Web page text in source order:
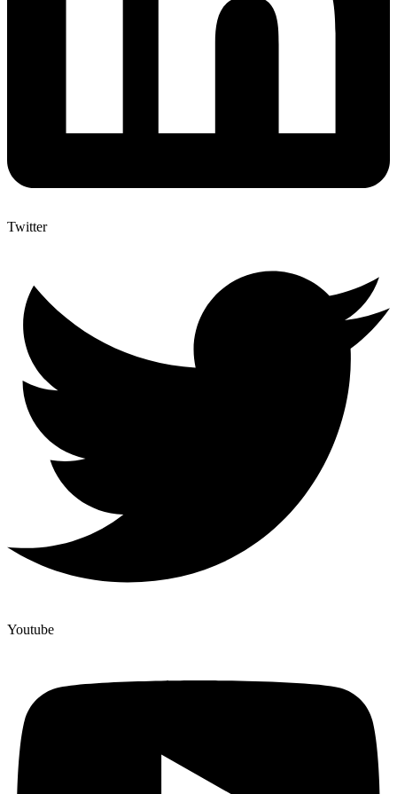
Twitter
Youtube